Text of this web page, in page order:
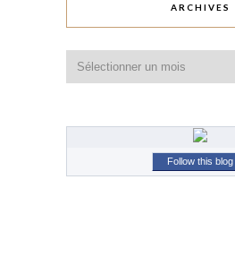
ARCHIVES
Follow this blog